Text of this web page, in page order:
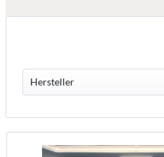
Hersteller